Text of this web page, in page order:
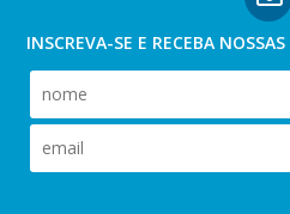
INSCREVA-SE E RECEBA NOSSAS